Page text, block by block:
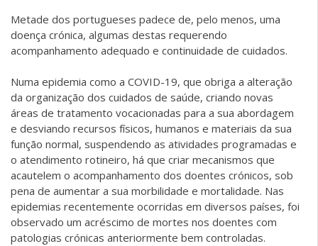
Metade dos portugueses padece de, pelo menos, uma
doença crónica, algumas destas requerendo
acompanhamento adequado e continuidade de cuidados.
Numa epidemia como a COVID-19, que obriga a alteração
da organização dos cuidados de saúde, criando novas
áreas de tratamento vocacionadas para a sua abordagem
e desviando recursos físicos, humanos e materiais da sua
função normal, suspendendo as atividades programadas e
o atendimento rotineiro, há que criar mecanismos que
acautelem o acompanhamento dos doentes crónicos, sob
pena de aumentar a sua morbilidade e mortalidade. Nas
epidemias recentemente ocorridas em diversos países, foi
observado um acréscimo de mortes nos doentes com
patologias crónicas anteriormente bem controladas.